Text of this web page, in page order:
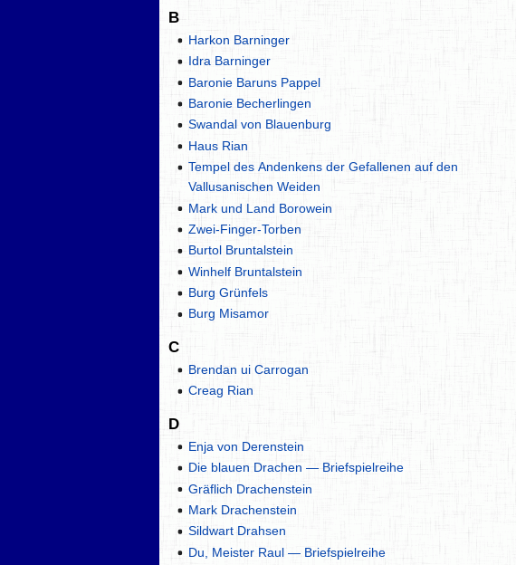
B
Harkon Barninger
Idra Barninger
Baronie Baruns Pappel
Baronie Becherlingen
Swandal von Blauenburg
Haus Rian
Tempel des Andenkens der Gefallenen auf den
Vallusanischen Weiden
Mark und Land Borowein
Zwei-Finger-Torben
Burtol Bruntalstein
Winhelf Bruntalstein
Burg Grünfels
Burg Misamor
C
Brendan ui Carrogan
Creag Rian
D
Enja von Derenstein
Die blauen Drachen — Briefspielreihe
Gräflich Drachenstein
Mark Drachenstein
Sildwart Drahsen
Du, Meister Raul — Briefspielreihe